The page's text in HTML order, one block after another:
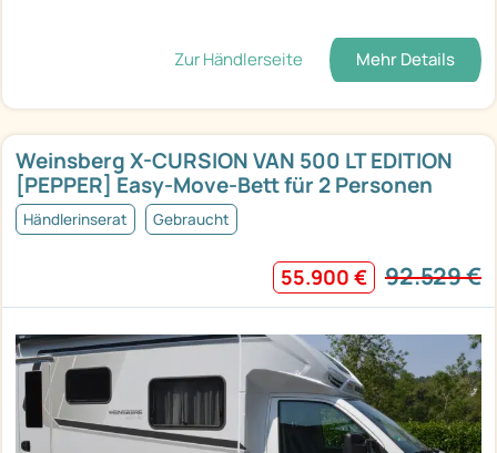
Zur Händlerseite Mehr Details
Weinsberg X-CURSION VAN 500 LT EDITION
[PEPPER] Easy-Move-Bett für 2 Personen
Händlerinserat Gebraucht
55.900 € 92.529 €